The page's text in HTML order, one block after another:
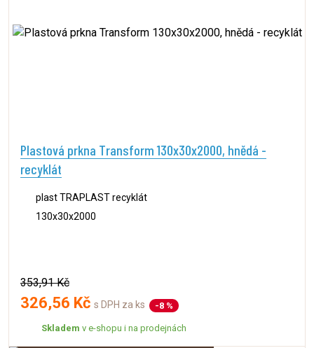
Plastová prkna Transform 130x30x2000, hnědá -
recyklát
plast TRAPLAST recyklát
130x30x2000
353,91 Kč
326,56 Kč s DPH za ks -8 %
Skladem v e-shopu i na prodejnách